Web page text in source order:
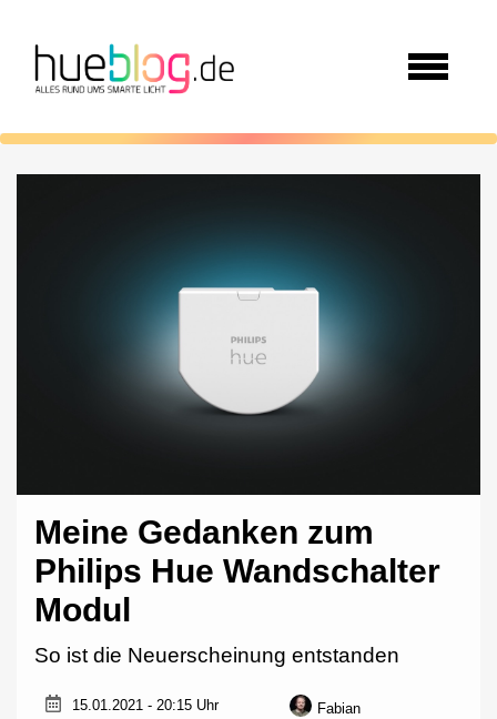
Meine Gedanken zum
Philips Hue Wandschalter
Modul
So ist die Neuerscheinung entstanden
15.01.2021 - 20:15 Uhr Fabian